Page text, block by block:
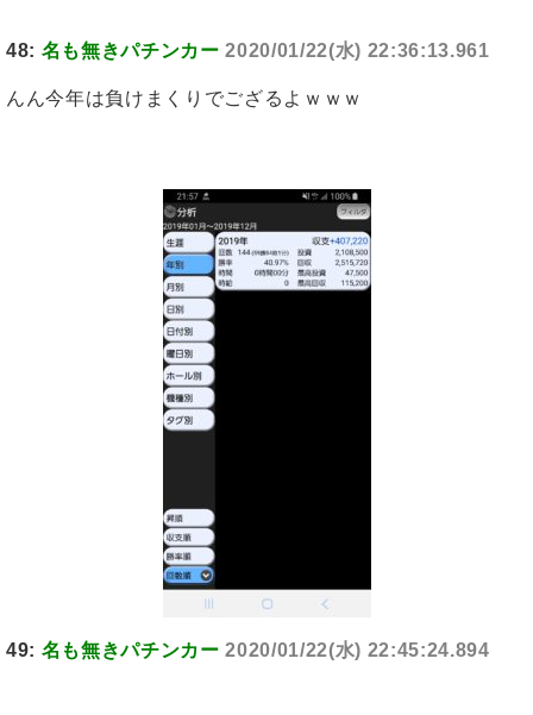
48: 名も無きパチンカー 2020/01/22(水) 22:36:13.961
んん今年は負けまくりでござるよｗｗｗ
49: 名も無きパチンカー 2020/01/22(水) 22:45:24.894